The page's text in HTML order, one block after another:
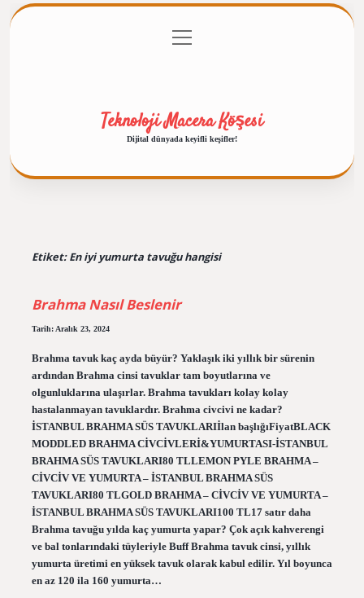
Gizlilik Politikası
menüyü
aç
Teknoloji Macera Köşesi
Dijital dünyada keyifli keşifler!
Etiket:En iyi yumurta tavuğu hangisi
Brahma Nasıl Beslenir
Tarih: Aralık 23, 2024
Brahma tavuk kaç ayda büyür? Yaklaşık iki yıllık bir sürenin
ardından Brahma cinsi tavuklar tam boyutlarına ve
olgunluklarına ulaşırlar. Brahma tavukları kolay kolay
hastalanmayan tavuklardır. Brahma civcivi ne kadar?
İSTANBUL BRAHMA SÜS TAVUKLARIİlan başlığıFiyatBLACK
MODDLED BRAHMA CİVCİVLERİ&YUMURTASI-İSTANBUL
BRAHMA SÜS TAVUKLARI80 TLLEMON PYLE BRAHMA –
CİVCİV VE YUMURTA – İSTANBUL BRAHMA SÜS
TAVUKLARI80 TLGOLD BRAHMA – CİVCİV VE YUMURTA –
İSTANBUL BRAHMA SÜS TAVUKLARI100 TL17 satır daha
Brahma tavuğu yılda kaç yumurta yapar? Çok açık kahverengi
ve bal tonlarındaki tüyleriyle Buff Brahma tavuk cinsi, yıllık
yumurta üretimi en yüksek tavuk olarak kabul edilir. Yıl boyunca
en az 120 ila 160 yumurta…